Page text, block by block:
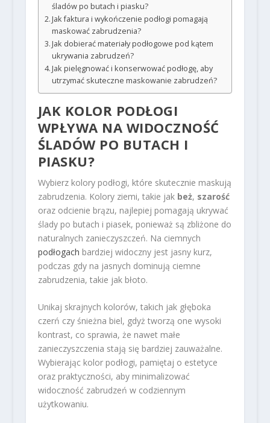
śladów po butach i piasku?
Jak faktura i wykończenie podłogi pomagają
maskować zabrudzenia?
Jak dobierać materiały podłogowe pod kątem
ukrywania zabrudzeń?
Jak pielęgnować i konserwować podłogę, aby
utrzymać skuteczne maskowanie zabrudzeń?
JAK KOLOR PODŁOGI
WPŁYWA NA WIDOCZNOŚĆ
ŚLADÓW PO BUTACH I
PIASKU?
Wybierz kolory podłogi, które skutecznie maskują
zabrudzenia. Kolory ziemi, takie jak beż, szarość
oraz odcienie brązu, najlepiej pomagają ukrywać
ślady po butach i piasek, ponieważ są zbliżone do
naturalnych zanieczyszczeń. Na ciemnych
podłogach bardziej widoczny jest jasny kurz,
podczas gdy na jasnych dominują ciemne
zabrudzenia, takie jak błoto.
Unikaj skrajnych kolorów, takich jak głęboka
czerń czy śnieżna biel, gdyż tworzą one wysoki
kontrast, co sprawia, że nawet małe
zanieczyszczenia stają się bardziej zauważalne.
Wybierając kolor podłogi, pamiętaj o estetyce
oraz praktyczności, aby minimalizować
widoczność zabrudzeń w codziennym
użytkowaniu.